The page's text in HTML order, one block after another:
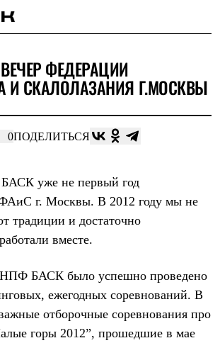
ФЕДЕРАЦИИ
И СКАЛОЛАЗАНИЯ Г.МОСКВЫ
0ПОДЕЛИТЬСЯ
уже не первый год
ФАиС г. Москвы. В 2012 году мы не
традиции и достаточно
вместе.
БАСК было успешно проведено
ежегодных соревнований. В
отборочные соревнования про
горы 2012”, прошедшие в мае